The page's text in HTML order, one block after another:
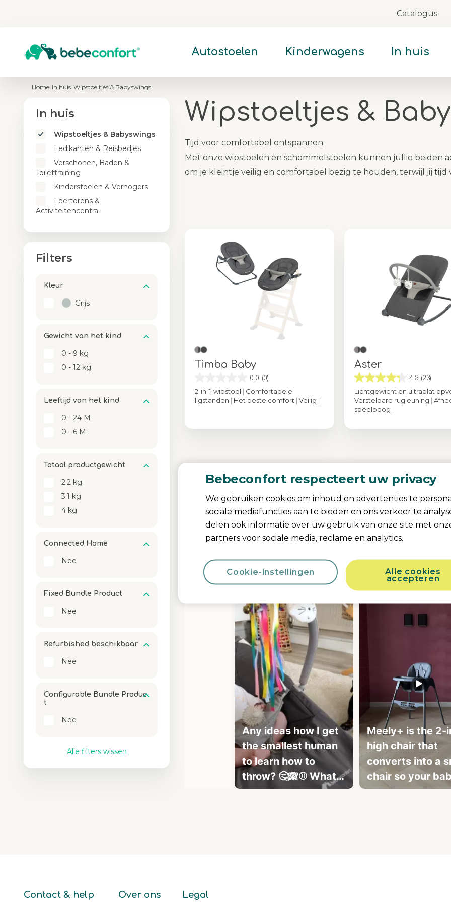
Catalogus
Content
Autostoelen
SHOP PER CATEGORIE
Peuter autostoelen
Disney & Marvel autostoelen
Kinderwagens
SHOP PER CATEGORIE
Buggies
Accessoires
In huis
SHOP PER CATEGORIE
Ledikanten & Reisbedjes
Kinderstoelen & Verhogers
Leertorens & Activiteitencentra
SHOP PER CATEGORIE
Flessenwarmers & Flesbereiders
Home In huis Wipstoeltjes & Babyswings
Wipstoeltjes &
Tijd voor comfortabel ontspannen
Met onze wipstoelen en schommelstoelen kunnen jullie beiden
om je kleintje veilig en comfortabel bezig te houden, terwijl jij tijd
Timba Baby
0.0 (0)
2-in-1-wipstoel | Comfortabele
ligstanden | Het beste comfort | Veilig |
Kleur Tinted Graphite
Aster
4.3 (23)
Lichtgewicht en ultraplat
Verstelbare rugleuning |
speelboog |
Kleur Tinted
Deel je
Media Carousel
Carousel with product photos. Use the previous and next buttons to navigate.
Any ideas how I get
the smallest human
to learn how to
throw? 🤔🙈⚾ What
does your smol fren
Meely+ is the 2-
high chair that
converts into a
chair so your
always
In huis
Wipstoeltjes & Babyswings
Ledikanten & Reisbedjes
Verschonen, Baden &
Toilettraining
Kinderstoelen & Verhogers
Leertorens &
Activiteitencentra
Filters
Kleur
Grijs
Gewicht van het kind​​
0 - 9 kg
0 - 12 kg
Leeftijd van het kind​​
0 - 24 M
0 - 6 M
Totaal productgewicht
2.2 kg
3.1 kg
4 kg
Connected Home
Nee
Fixed Bundle Product
Nee
Refurbished beschikbaar
Nee
Configurable Bundle Produc
t
Nee
Alle filters wissen
Contact & help Over ons Legal
Bebeconfort respecteert uw privacy
We gebruiken cookies om inhoud en advertenties te
sociale mediafuncties aan te bieden en ons verkeer te
delen ook informatie over uw gebruik van onze site met
partners voor sociale media, reclame en analytics.
Alle cookies
accepteren
Cookie-instellingen